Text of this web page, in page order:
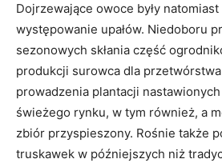
Dojrzewające owoce były
występowanie upałów. Niedoboru
sezonowych skłania część
produkcji surowca dla
prowadzenia plantacji
świeżego rynku, w tym również, a
zbiór przyspieszony. Rośnie także
truskawek w późniejszych niż